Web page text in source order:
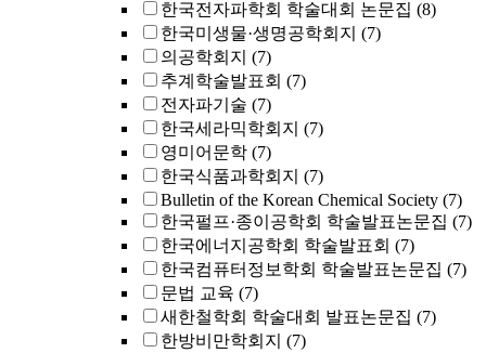
한국전자파학회 학술대회 논문집 (8)
한국미생물·생명공학회지 (7)
의공학회지 (7)
추계학술발표회 (7)
전자파기술 (7)
한국세라믹학회지 (7)
영미어문학 (7)
한국식품과학회지 (7)
Bulletin of the Korean Chemical Society (7)
한국펄프·종이공학회 학술발표논문집 (7)
한국에너지공학회 학술발표회 (7)
한국컴퓨터정보학회 학술발표논문집 (7)
문법 교육 (7)
새한철학회 학술대회 발표논문집 (7)
한방비만학회지 (7)